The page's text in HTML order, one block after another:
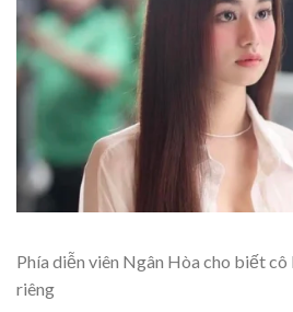
Phía diễn viên Ngân Hòa cho biết cô
riêng